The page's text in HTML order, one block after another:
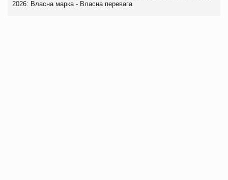
2026: Власна марка - Власна перевага